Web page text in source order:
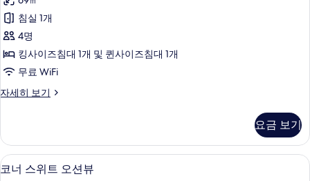
세
히
보
기
큐
티
브
스
트
션
뷰
사
침실 1개
4명
킹사이즈침대 1개 및 퀸사이즈침대 1개
무료 WiFi
자세히 보기
이
티
브
스
요금 보기
코8
코너 스위트 오션뷰